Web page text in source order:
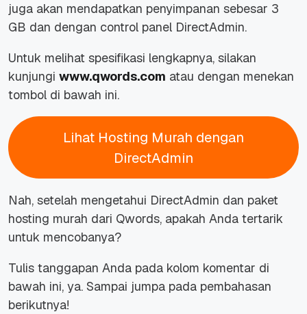
juga akan mendapatkan penyimpanan sebesar 3
GB dan dengan control panel DirectAdmin.
Untuk melihat spesifikasi lengkapnya, silakan
kunjungi www.qwords.com atau dengan menekan
tombol di bawah ini.
Lihat Hosting Murah dengan
DirectAdmin
Nah, setelah mengetahui DirectAdmin dan paket
hosting murah dari Qwords, apakah Anda tertarik
untuk mencobanya?
Tulis tanggapan Anda pada kolom komentar di
bawah ini, ya. Sampai jumpa pada pembahasan
berikutnya!